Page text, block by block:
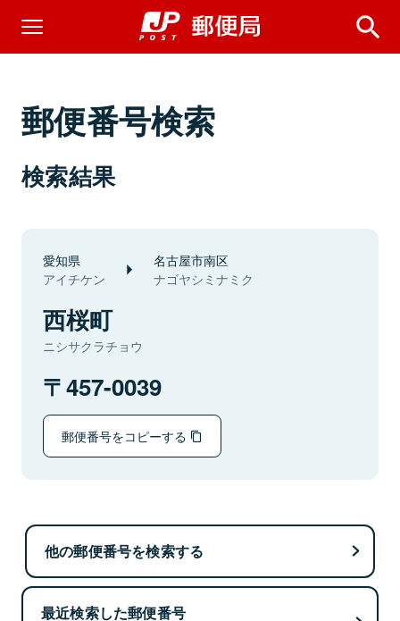
郵便番号検索
検索結果
愛知県
アイチケン
名古屋市南区
ナゴヤシミナミク
西桜町
ニシサクラチョウ
457-0039
郵便番号をコピーする
他の郵便番号を検索する
最近検索した郵便番号